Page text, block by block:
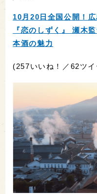
10月20日全国公開！
『恋のしずく』 瀬木
本酒の魅力
(257いいね！／62ツイ